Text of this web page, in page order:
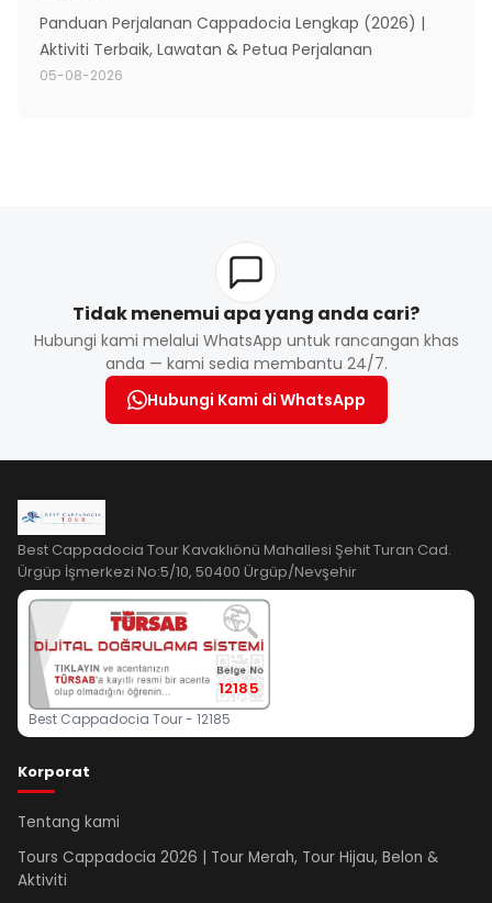
Panduan Perjalanan Cappadocia Lengkap (2026) |
Aktiviti Terbaik, Lawatan & Petua Perjalanan
05-08-2026
Tidak menemui apa yang anda cari?
Hubungi kami melalui WhatsApp untuk rancangan khas
anda — kami sedia membantu 24/7.
Hubungi Kami di WhatsApp
Best Cappadocia Tour Kavaklıönü Mahallesi Şehit Turan Cad.
Ürgüp İşmerkezi No:5/10, 50400 Ürgüp/Nevşehir
12185
Best Cappadocia Tour - 12185
Korporat
Tentang kami
Tours Cappadocia 2026 | Tour Merah, Tour Hijau, Belon &
Aktiviti